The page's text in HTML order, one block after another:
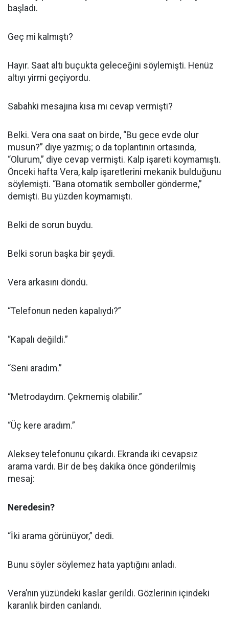
başladı.
Geç mi kalmıştı?
Hayır. Saat altı buçukta geleceğini söylemişti. Henüz
altıyı yirmi geçiyordu.
Sabahki mesajına kısa mı cevap vermişti?
Belki. Vera ona saat on birde, “Bu gece evde olur
musun?” diye yazmış; o da toplantının ortasında,
“Olurum,” diye cevap vermişti. Kalp işareti koymamıştı.
Önceki hafta Vera, kalp işaretlerini mekanik bulduğunu
söylemişti. “Bana otomatik semboller gönderme,”
demişti. Bu yüzden koymamıştı.
Belki de sorun buydu.
Belki sorun başka bir şeydi.
Vera arkasını döndü.
“Telefonun neden kapalıydı?”
“Kapalı değildi.”
“Seni aradım.”
“Metrodaydım. Çekmemiş olabilir.”
“Üç kere aradım.”
Aleksey telefonunu çıkardı. Ekranda iki cevapsız
arama vardı. Bir de beş dakika önce gönderilmiş
mesaj:
Neredesin?
“İki arama görünüyor,” dedi.
Bunu söyler söylemez hata yaptığını anladı.
Vera’nın yüzündeki kaslar gerildi. Gözlerinin içindeki
karanlık birden canlandı.